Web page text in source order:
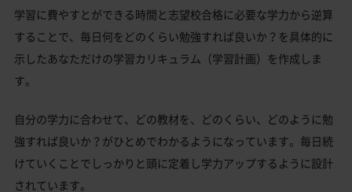
学習に費やすとができる時間と志望校合格に必要な学力から逆算
することで、毎日何をどのくらい勉強すれば良いか？を具体的に
示したあなただけの学習カリキュラム（学習計画）を作成しま
す。
自分の学力に合わせて、どの教材を、どのくらい、どのように勉
強すれば良いか？がひとめでわかるようになっています。毎日続
けていくことでしっかりと頭に定着し学力アップするように設計
されています。